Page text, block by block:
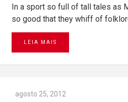
In a sport so full of tall tales as
so good that they whiff of
LEIA MAIS
agosto 25, 2012